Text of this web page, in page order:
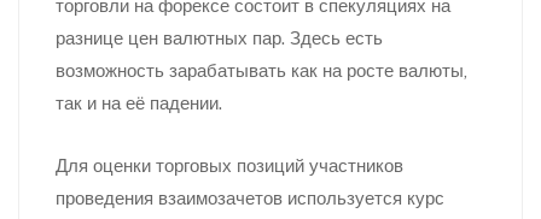
торговли на форексе состоит в спекуляциях на
разнице цен валютных пар. Здесь есть
возможность зарабатывать как на росте валюты,
так и на её падении.
Для оценки торговых позиций участников
проведения взаимозачетов используется курс